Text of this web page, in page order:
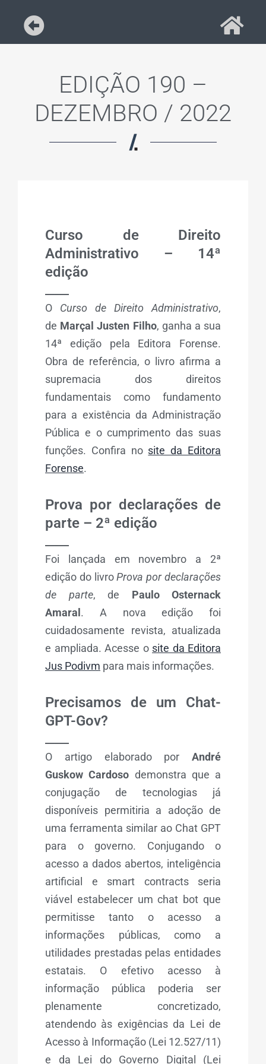
EDIÇÃO 190 –
DEZEMBRO / 2022
Curso de Direito
Administrativo – 14ª
edição
O Curso de Direito Administrativo,
de Marçal Justen Filho, ganha a sua
14ª edição pela Editora Forense.
Obra de referência, o livro afirma a
supremacia dos direitos
fundamentais como fundamento
para a existência da Administração
Pública e o cumprimento das suas
funções. Confira no site da Editora
Forense.
Prova por declarações de
parte – 2ª edição
Foi lançada em novembro a 2ª
edição do livroProva por declarações
de parte, de Paulo Osternack
Amaral . A nova edição foi
cuidadosamente revista, atualizada
e ampliada. Acesse o site da Editora
Jus Podivm para mais informações.
Precisamos de um Chat-
GPT-Gov?
O artigo elaborado por André
Guskow Cardoso demonstra que a
conjugação de tecnologias já
disponíveis permitiria a adoção de
uma ferramenta similar ao Chat GPT
para o governo. Conjugando o
acesso a dados abertos, inteligência
artificial e smart contracts seria
viável estabelecer um chat bot que
permitisse tanto o acesso a
informações públicas, como a
utilidades prestadas pelas entidades
estatais. O efetivo acesso à
informação pública poderia ser
plenamente concretizado,
atendendo às exigências da Lei de
Acesso à Informação (Lei 12.527/11)
e da Lei do Governo Digital (Lei